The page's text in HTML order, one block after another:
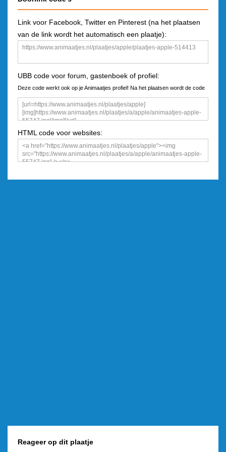
Link voor Facebook, Twitter en Pinterest (na het plaatsen
van de link wordt het automatisch een plaatje):
UBB code voor forum, gastenboek of profiel:
Deze code werkt ook op je Animaatjes profiel! Na het plaatsen wordt de code
een plaatje
HTML code voor websites:
Reageer op dit plaatje